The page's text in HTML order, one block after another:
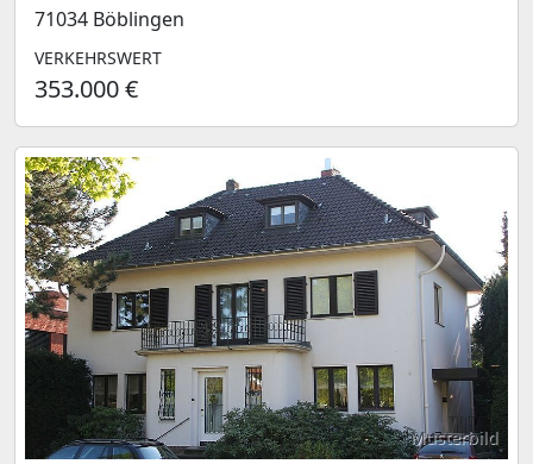
71034 Böblingen
VERKEHRSWERT
353.000 €
Musterbild